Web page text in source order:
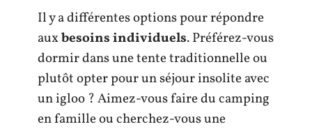
Il y a différentes options pour répondre
auxbesoins individuels. Préférez-vous
dormir dans une tente traditionnelle ou
plutôt opter pour un séjour insolite avec
un igloo ? Aimez-vous faire du camping
en famille ou cherchez-vous une